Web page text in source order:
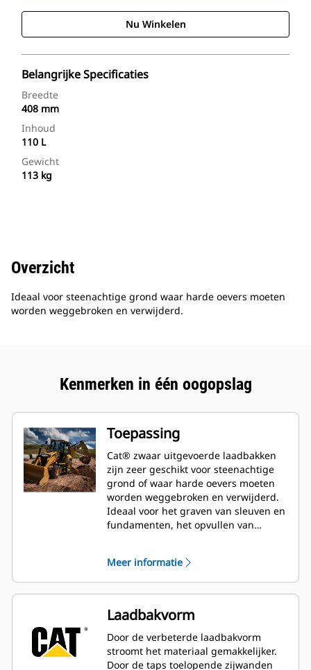
Nu Winkelen
Belangrijke Specificaties
Breedte
408 mm
Inhoud
110 L
Gewicht
113 kg
Overzicht
Ideaal voor steenachtige grond waar harde oevers moeten
worden weggebroken en verwijderd.
Kenmerken in één oogopslag
Toepassing
Cat® zwaar uitgevoerde laadbakken
zijn zeer geschikt voor steenachtige
grond of waar harde oevers moeten
worden weggebroken en verwijderd.
Ideaal voor het graven van sleuven en
fundamenten, het opvullen van
groenvoorziening en
nutstoepassingen.
Meer informatie
Laadbakvorm
Door de verbeterde laadbakvorm
stroomt het materiaal gemakkelijker.
Door de taps toelopende zijwanden